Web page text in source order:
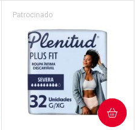
Patrocinado
COMPRAR